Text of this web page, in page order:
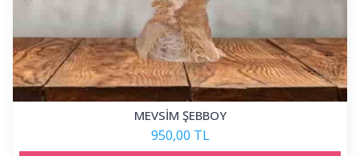
MEVSİM ŞEBBOY
950,00 TL